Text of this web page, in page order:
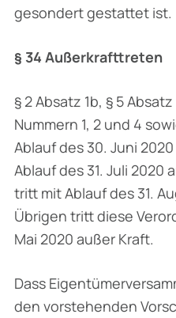
gesondert gestattet ist.
§ 34 Außerkrafttreten
§ 2 Absatz 1b, § 5
Nummern 1, 2 und 4
Ablauf des 30. Juni
Ablauf des 31. Juli 2020
tritt mit Ablauf des 31.
Übrigen tritt diese
Mai 2020 außer Kraft.
Dass
den vorstehenden